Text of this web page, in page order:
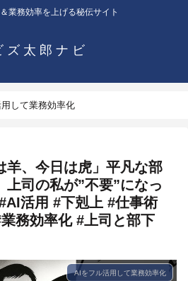
業務効率を上げる秘伝サイト
ズ 太 郎 ナ ビ
して業務効率化
羊、今日は虎」平凡な部
上司の私が”不要”になっ
活用 #下剋上 #仕事術
務効率化 #上司と部下
AIをフル活用して業務効率化